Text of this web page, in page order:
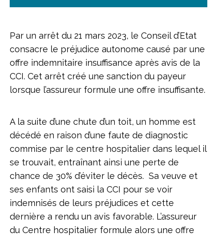
Par un arrêt du 21 mars 2023, le Conseil d’Etat
consacre le préjudice autonome causé par une
offre indemnitaire insuffisance après avis de la
CCI. Cet arrêt créé une sanction du payeur
lorsque l’assureur formule une offre insuffisante.
A la suite d’une chute d’un toit, un homme est
décédé en raison d’une faute de diagnostic
commise par le centre hospitalier dans lequel il
se trouvait, entraînant ainsi une perte de
chance de 30% d’éviter le décès. Sa veuve et
ses enfants ont saisi la CCI pour se voir
indemnisés de leurs préjudices et cette
dernière a rendu un avis favorable. L’assureur
du Centre hospitalier formule alors une offre